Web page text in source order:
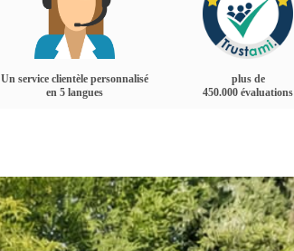
Un service clientèle personnalisé
en 5 langues
plus de
450.000 évaluations